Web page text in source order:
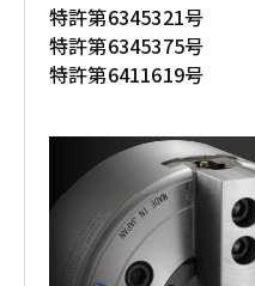
特許第6345321号
特許第6345375号
特許第6411619号